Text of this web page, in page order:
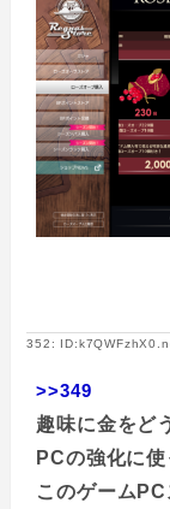
352:
>>349
趣味に金をど
PCの強化に
このゲーム